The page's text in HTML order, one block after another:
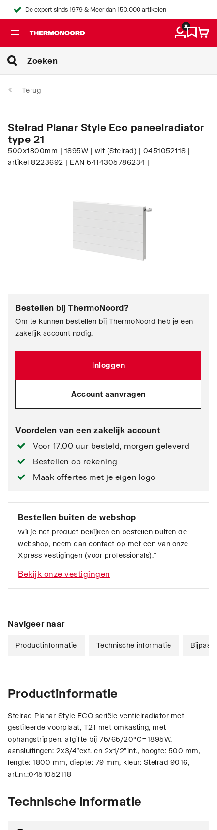
De expert sinds 1979 & Meer dan 150.000 artikelen
Terug
Stelrad Planar Style Eco paneelradiator
type 21
500x1800mm | 1895W | wit (Stelrad) | 0451052118 |
artikel 8223692 | EAN 5414305786234 |
Bestellen bij ThermoNoord?
Om te kunnen bestellen bij ThermoNoord heb je een
zakelijk account nodig.
Inloggen
Account aanvragen
Voordelen van een zakelijk account
Voor 17.00 uur besteld, morgen geleverd
Bestellen op rekening
Maak offertes met je eigen logo
Bestellen buiten de webshop
Wil je het product bekijken en bestellen buiten de
webshop, neem dan contact op met een van onze
Xpress vestigingen (voor professionals).”
Bekijk onze vestigingen
Navigeer naar
Productinformatie Technische informatie
Productinformatie
Stelrad Planar Style ECO seriële ventielradiator met
gestileerde voorplaat, T21 met omkasting, met
ophangstrippen, afgifte bij 75/65/20°C=1895W,
aansluitingen: 2x3/4"ext. en 2x1/2"int., hoogte: 500 mm,
lengte: 1800 mm, diepte: 79 mm, kleur: Stelrad 9016,
art.nr.:0451052118
Technische informatie